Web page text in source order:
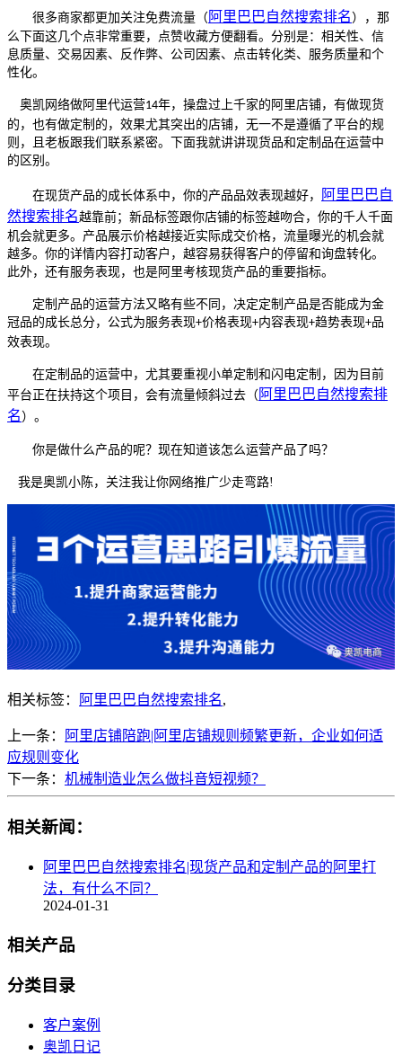
很多商家都更加关注免费流量 （ 阿里巴巴自然搜索排名 ）
，那
么下面这几个点非常重要，点赞收藏方便翻看。分别是：相关性、信
息质量、交易因素、反作弊、公司因素、点击转化类、服务质量和个
性化。
奥凯网络做阿里代运营14年，操盘过上千家的阿里店铺，有做现货
的，也有做定制的，效果尤其突出的店铺，无一不是遵循了平台的规
则，且老板跟我们联系紧密。下面我就讲讲现货品和定制品在运营中
的区别。
在现货产品的成长体系中，你的产品品效表现越好，
阿里巴巴自
然搜索排名越靠前；新品标签跟你店铺的标签越吻合，你的千人千面
机会就更多。产品展示价格越接近实际成交价格，流量曝光的机会就
越多。你的详情内容打动客户，越容易获得客户的停留和询盘转化。
此外，还有服务表现，也是阿里考核现货产品的重要指标。
定制产品的运营方法又略有些不同，决定定制产品是否能成为金
冠品的成长总分，公式为服务表现+价格表现+内容表现+趋势表现+品
效表现。
在定制品的运营中，尤其要重视小单定制和闪电定制，因为目前
平台正在扶持这个项目，会有流量倾斜过去 （ 阿里巴巴自然搜索排
名 ） 。
你是做什么产品的呢？现在知道该怎么运营产品了吗？
我是奥凯小陈，关注我让你网络推广少走弯路!
相关标签： 阿里巴巴自然搜索排名,
上一条：
阿里店铺陪跑|阿里店铺规则频繁更新，企业如何适
应规则变化
下一条： 机械制造业怎么做抖音短视频？
相关新闻：
阿里巴巴自然搜索排名|现货产品和定制产品的阿里打
法，有什么不同？
2024-01-31
相关产品
分类目录
客户案例
奥凯日记